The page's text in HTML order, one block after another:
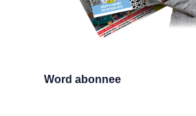
Word abonnee